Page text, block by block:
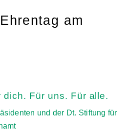
am
dich. Für uns. Für alle.
und der Dt. Stiftung für